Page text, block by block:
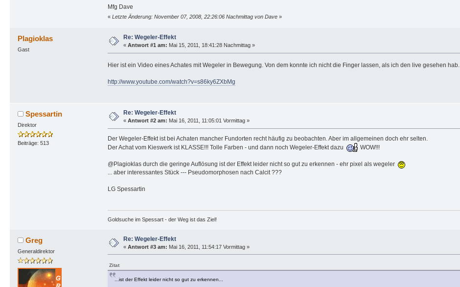
Mfg Dave
« Letzte Änderung: November 07, 2008, 22:26:06 Nachmittag von Dave»
Plagioklas
Gast
Re: Wegeler-Effekt
« Antwort #1 am: Mai 15, 2011, 18:41:28 Nachmittag »
Hier ist ein Video eines Achates mit Wegeler in Bewegung. Von dem konnte ich nicht die Finger lassen, als ich den live gesehen hab.
http://www.youtube.com/watch?v=s86ky6ZXbMg
Spessartin
Direktor
Beiträge: 513
Re: Wegeler-Effekt
« Antwort #2 am: Mai 16, 2011, 11:05:01 Vormittag »
Der Wegeler-Effekt ist bei Achaten mancher Fundorten recht häufig zu beobachten. Aber im allgemeinen doch ehr selten.
Der Achat vom Kieswerk ist KLASSE!!! Tolle Farben - und dann noch Wegeler-Effekt dazu
WOW!!!
@Plagioklas durch die geringe Auflösung ist der Effekt leider nicht so gut zu erkennen - ehr pixel als wegeler
... aber interessantes Stück --- Pseudomorphosen nach Calcit ???
LG Spessartin
Goldsuche im Spessart - der Weg ist das Ziel!
Greg
Generaldirektor
Re: Wegeler-Effekt
« Antwort #3 am: Mai 16, 2011, 11:54:17 Vormittag »
Zitat
...ist der Effekt leider nicht so gut zu erkennen...